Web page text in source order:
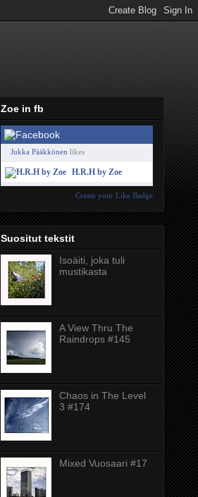
Zoe in fb
Jukka Pääkkönen likes
H.R.H by Zoe
Create your Like Badge
Suositut tekstit
Isoäiti, joka tuli
mustikasta
A View Thru The
Raindrops #145
Chaos in The Level
3 #174
Mixed Vuosaari #17